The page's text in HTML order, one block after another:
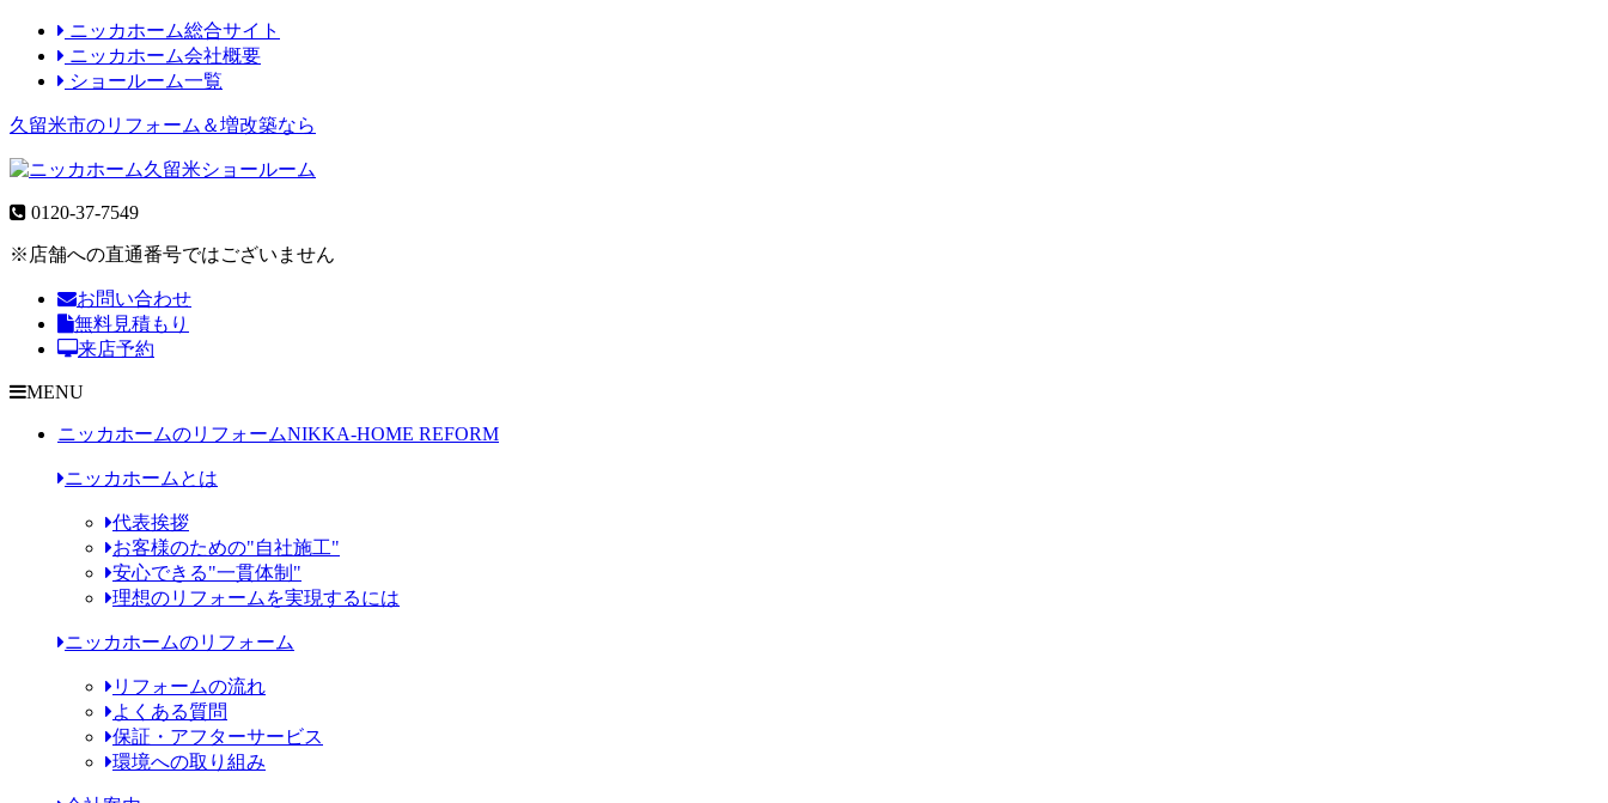
ニッカホーム総合サイト
ニッカホーム会社概要
ショールーム一覧
久留米市のリフォーム＆増改築なら
0120-37-7549
※店舗への直通番号ではございません
お問い合わせ
無料見積もり
来店予約
MENU
ニッカホームのリフォームNIKKA-HOME REFORM
ニッカホームとは
代表挨拶
お客様のための"自社施工"
安心できる"一貫体制"
理想のリフォームを実現するには
ニッカホームのリフォーム
リフォームの流れ
よくある質問
保証・アフターサービス
環境への取り組み